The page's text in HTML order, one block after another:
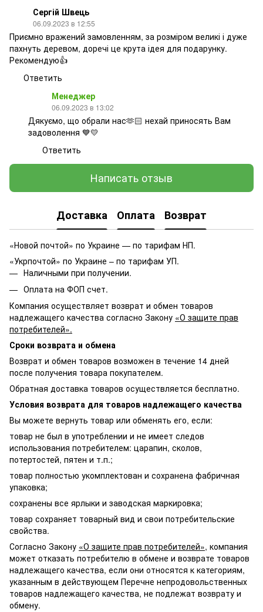
Сергій Швець
06.09.2023 в 12:55
Приємно вражений замовленням, за розміром великі і дуже
пахнуть деревом, доречі це крута ідея для подарунку.
Рекомендую👍
Ответить
Менеджер
06.09.2023 в 13:02
Дякуємо, що обрали нас🫶🏻 нехай приносять Вам
задоволення 💙💛
Ответить
Написать отзыв
Доставка Оплата Возврат
«Новой почтой» по Украине — по тарифам НП.
«Укрпочтой» по Украине – по тарифам УП.
Наличными при получении.
Оплата на ФОП счет.
Компания осуществляет возврат и обмен товаров
надлежащего качества согласно Закону «О защите прав
потребителей».
Сроки возврата и обмена
Возврат и обмен товаров возможен в течение 14 дней
после получения товара покупателем.
Обратная доставка товаров осуществляется бесплатно.
Условия возврата для товаров надлежащего качества
Вы можете вернуть товар или обменять его, если:
товар не был в употреблении и не имеет следов
использования потребителем: царапин, сколов,
потертостей, пятен и т.п.;
товар полностью укомплектован и сохранена фабричная
упаковка;
сохранены все ярлыки и заводская маркировка;
товар сохраняет товарный вид и свои потребительские
свойства.
Согласно Закону «О защите прав потребителей», компания
может отказать потребителю в обмене и возврате товаров
надлежащего качества, если они относятся к категориям,
указанным в действующем Перечне непродовольственных
товаров надлежащего качества, не подлежат возврату и
обмену.